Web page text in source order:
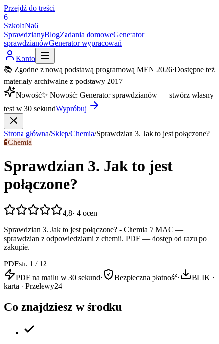
Przejdź do treści
6
SzkolaNa6
SprawdzianyBlogZadania domoweGenerator
sprawdzianówGenerator wypracowań
Konto
📚 Zgodne z nową podstawą programową MEN 2026·Dostępne też
materiały archiwalne z podstawy 2017
Nowość✨ Nowość: Generator sprawdzianów — stwórz własny
test w 30 sekundWypróbuj
Strona główna/Sklep/Chemia/Sprawdzian 3. Jak to jest połączone?
🧪Chemia
Sprawdzian 3. Jak to jest
połączone?
4,8· 4 ocen
Sprawdzian 3. Jak to jest połączone? - Chemia 7 MAC —
sprawdzian z odpowiedziami z chemii. PDF — dostęp od razu po
zakupie.
PDFstr. 1 / 12
PDF na mailu w 30 sekund· Bezpieczna płatność·
BLIK ·
karta · Przelewy24
Co znajdziesz w środku